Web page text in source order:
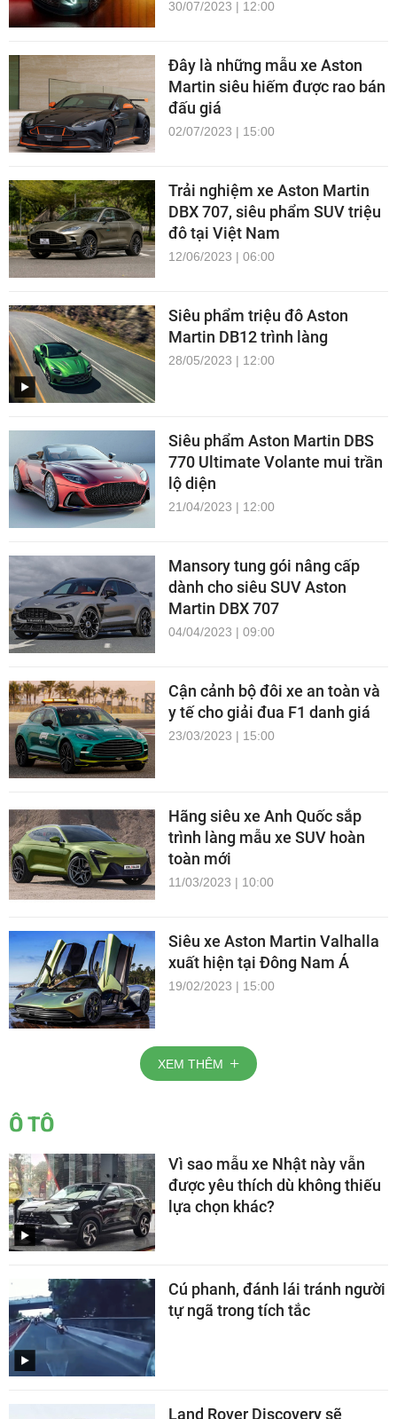
30/07/2023 | 12:00
Đây là những mẫu xe Aston
Martin siêu hiếm được rao bán
đấu giá
02/07/2023 | 15:00
Trải nghiệm xe Aston Martin
DBX 707, siêu phẩm SUV triệu
đô tại Việt Nam
12/06/2023 | 06:00
Siêu phẩm triệu đô Aston
Martin DB12 trình làng
28/05/2023 | 12:00
Siêu phẩm Aston Martin DBS
770 Ultimate Volante mui trần
lộ diện
21/04/2023 | 12:00
Mansory tung gói nâng cấp
dành cho siêu SUV Aston
Martin DBX 707
04/04/2023 | 09:00
Cận cảnh bộ đôi xe an toàn và
y tế cho giải đua F1 danh giá
23/03/2023 | 15:00
Hãng siêu xe Anh Quốc sắp
trình làng mẫu xe SUV hoàn
toàn mới
11/03/2023 | 10:00
Siêu xe Aston Martin Valhalla
xuất hiện tại Đông Nam Á
19/02/2023 | 15:00
XEM THÊM
Ô TÔ
Vì sao mẫu xe Nhật này vẫn
được yêu thích dù không thiếu
lựa chọn khác?
Cú phanh, đánh lái tránh người
tự ngã trong tích tắc
Land Rover Discovery sẽ